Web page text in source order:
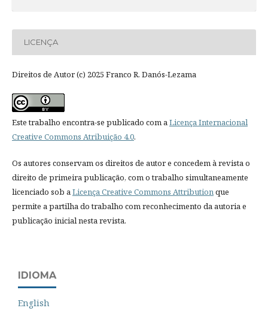
LICENÇA
Direitos de Autor (c) 2025 Franco R. Danós-Lezama
Este trabalho encontra-se publicado com a Licença Internacional
Creative Commons Atribuição 4.0.
Os autores conservam os direitos de autor e concedem à revista o
direito de primeira publicação, com o trabalho simultaneamente
licenciado sob a Licença Creative Commons Attribution que
permite a partilha do trabalho com reconhecimento da autoria e
publicação inicial nesta revista.
IDIOMA
English